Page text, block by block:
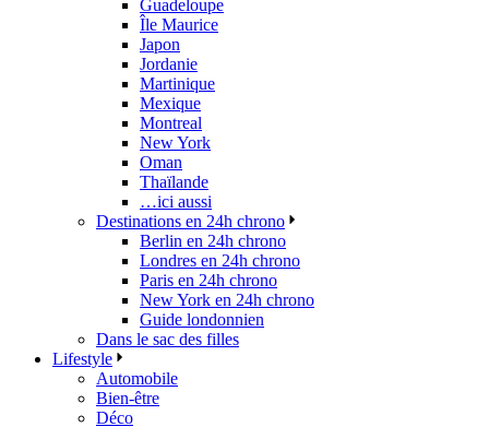
Guadeloupe
Île Maurice
Japon
Jordanie
Martinique
Mexique
Montreal
New York
Oman
Thaïlande
…ici aussi
Destinations en 24h chrono
Berlin en 24h chrono
Londres en 24h chrono
Paris en 24h chrono
New York en 24h chrono
Guide londonnien
Dans le sac des filles
Lifestyle
Automobile
Bien-être
Déco